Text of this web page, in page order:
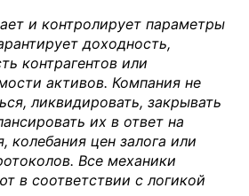
и контролирует параметры
доходность,
контрагентов или
активов. Компания не
ликвидировать, закрывать
их в ответ на
колебания цен залога или
Все механики
в соответствии с логикой